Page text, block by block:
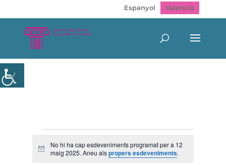
Espanyol Valencià
del
Avís
No hi ha cap esdeveniments programat per a 12
maig 2025. Aneu alspropers esdeveniments.